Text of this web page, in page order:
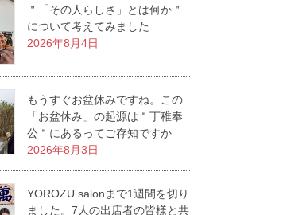
＂「その人らしさ」とは何か＂
について考えてみました
2026年8月4日
もうすぐお盆休みですね。この
「お盆休み」の起源は＂丁稚奉
公＂にあるってご存知ですか
2026年8月3日
YOROZU salonまで1週間を切り
ました。7人の出店者の皆様と共